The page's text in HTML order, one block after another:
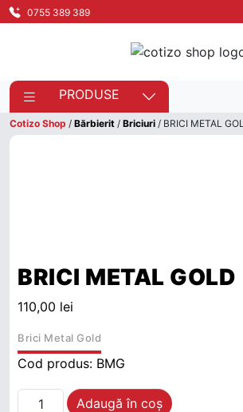
0755 389 389
PRODUSE
Cotizo Shop / Bărbierit / Briciuri / BRICI METAL
BRICI METAL GOLD
110,00 lei
Brici Metal Gold
Cod produs: BMG
Cantitate BRICI METAL GOLD
Adaugă în coș